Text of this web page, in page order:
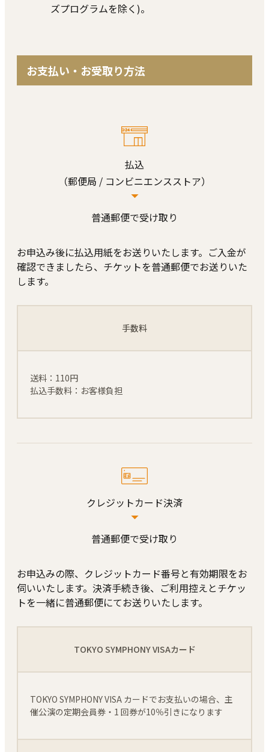
ズプログラムを除く)。
お⽀払い・お受取り⽅法
払込
（郵便局 / コンビニエンスストア）
普通郵便で受け取り
お申込み後に払込⽤紙をお送りいたします。ご⼊⾦が
確認できましたら、チケットを普通郵便でお送りいた
します。
手数料
送料：110円
払込手数料：お客様負担
クレジットカード決済
普通郵便で受け取り
お申込みの際、クレジットカード番号と有効期限をお
伺いいたします。決済⼿続き後、ご利⽤控えとチケッ
トを⼀緒に普通郵便にてお送りいたします。
TOKYO SYMPHONY VISAカード
TOKYO SYMPHONY VISA カードでお⽀払いの場合、主
催公演の定期会員券・1 回券が10％引きになります